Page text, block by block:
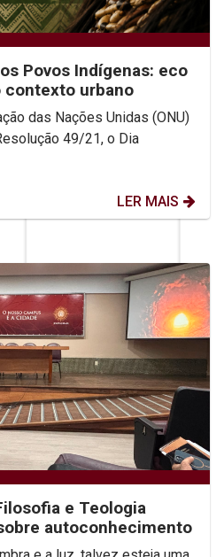
Povos Indígenas: eco
contexto urbano
das Nações Unidas (ONU)
49/21, o Dia
LER MAIS
e Teologia
autoconhecimento